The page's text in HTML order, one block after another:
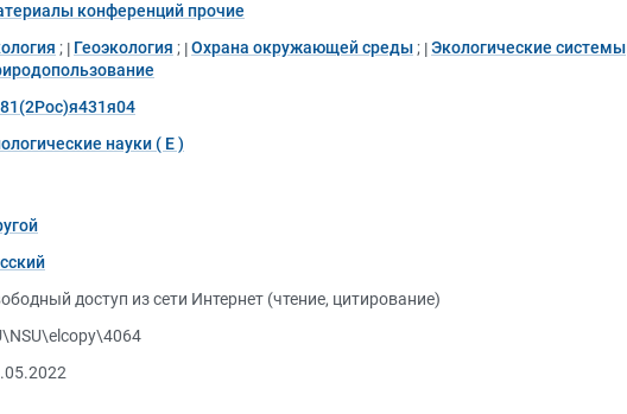
конференций прочие
; Геоэкология ; Охрана окружающей среды ; Экологические системы
науки ( Е )
доступ из сети Интернет (чтение, цитирование)